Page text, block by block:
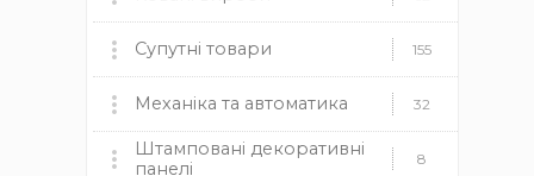
Декоративні елементи 46
Профільні труби 22
Заклепки 13
мангали пічки
Камінні топки BOKAR
Ковані ворота 9
Ковані огорожі 12
Ковані навіси 8
Супутні товари 155
Пластикові заглушки 37
круглі прямокутні квадратні
Механіка та автоматика 32
Механіка 19
Штамповані декоративні
панелі
8